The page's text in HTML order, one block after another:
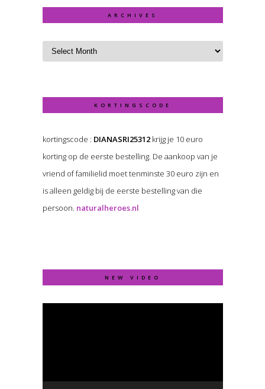
ARCHIVES
KORTINGSCODE
kortingscode : DIANASRI25312krijg je 10 euro
korting op de eerste bestelling. De aankoop van je
vriend of familielid moet tenminste 30 euro zijn en
is alleen geldig bij de eerste bestelling van die
persoon. naturalheroes.nl
NEW VIDEO
Video